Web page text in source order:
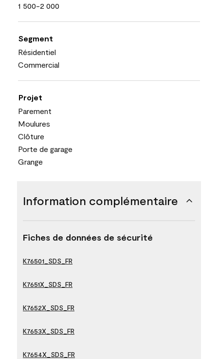
1 500-2 000
Segment
Résidentiel
Commercial
Projet
Parement
Moulures
Clôture
Porte de garage
Grange
Information complémentaire
Fiches de données de sécurité
K76501_SDS_FR
K7651X_SDS_FR
K7652X_SDS_FR
K7653X_SDS_FR
K7654X_SDS_FR